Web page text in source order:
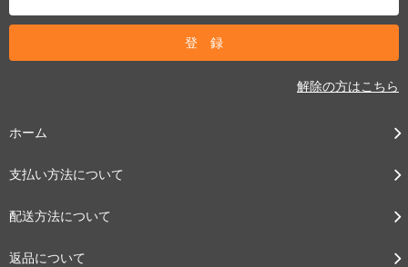
解除の方はこちら
ホーム
支払い方法について
配送方法について
返品について